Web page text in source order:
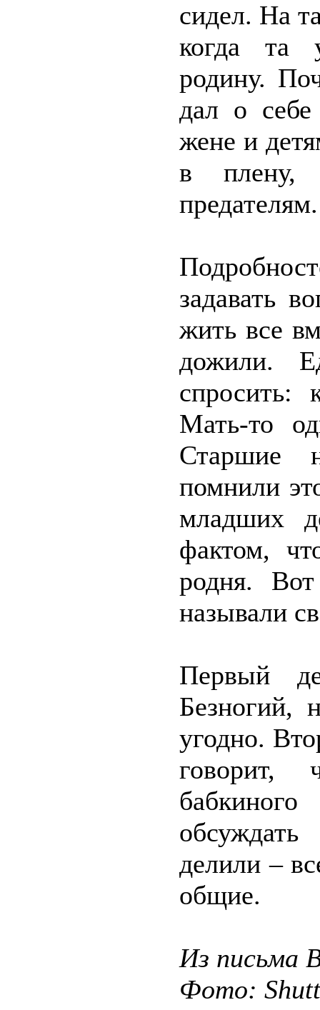
сидел. На
когда та
родину.
дал о себе
жене и
в плену,
предателям.
задавать
жить все
дожили.
спросить:
Мать-то
Старшие
помнили
младших
фактом,
родня.
называли
Первый
Безногий,
угодно.
делили –
общие.
Из письма
Фото: